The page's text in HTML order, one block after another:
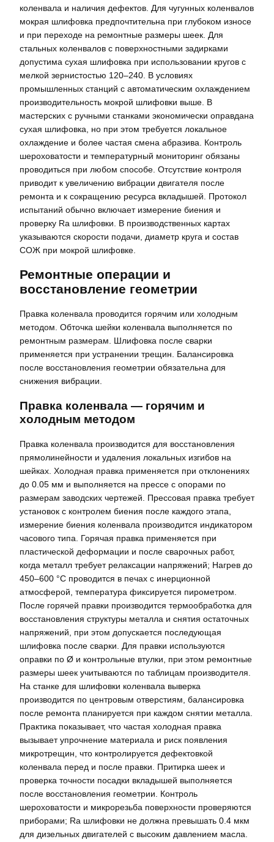
коленвала и наличия дефектов. Для чугунных коленвалов
мокрая шлифовка предпочтительна при глубоком износе
и при переходе на ремонтные размеры шеек. Для
стальных коленвалов с поверхностными задирками
допустима сухая шлифовка при использовании кругов с
мелкой зернистостью 120–240. В условиях
промышленных станций с автоматическим охлаждением
производительность мокрой шлифовки выше. В
мастерских с ручными станками экономически оправдана
сухая шлифовка, но при этом требуется локальное
охлаждение и более частая смена абразива. Контроль
шероховатости и температурный мониторинг обязаны
проводиться при любом способе. Отсутствие контроля
приводит к увеличению вибрации двигателя после
ремонта и к сокращению ресурса вкладышей. Протокол
испытаний обычно включает измерение биения и
проверку Ra шлифовки. В производственных картах
указываются скорости подачи, диаметр круга и состав
СОЖ при мокрой шлифовке.
Ремонтные операции и
восстановление геометрии
Правка коленвала проводится горячим или холодным
методом. Обточка шейки коленвала выполняется по
ремонтным размерам. Шлифовка после сварки
применяется при устранении трещин. Балансировка
после восстановления геометрии обязательна для
снижения вибрации.
Правка коленвала — горячим и
холодным методом
Правка коленвала производится для восстановления
прямолинейности и удаления локальных изгибов на
шейках. Холодная правка применяется при отклонениях
до 0.05 мм и выполняется на прессе с опорами по
размерам заводских чертежей. Прессовая правка требует
установок с контролем биения после каждого этапа,
измерение биения коленвала производится индикатором
часового типа. Горячая правка применяется при
пластической деформации и после сварочных работ,
когда металл требует релаксации напряжений; Нагрев до
450–600 °C проводится в печах с инерционной
атмосферой, температура фиксируется пирометром.
После горячей правки производится термообработка для
восстановления структуры металла и снятия остаточных
напряжений, при этом допускается последующая
шлифовка после сварки. Для правки используются
оправки по Ø и контрольные втулки, при этом ремонтные
размеры шеек учитываются по таблицам производителя.
На станке для шлифовки коленвала выверка
производится по центровым отверстиям, балансировка
после ремонта планируется при каждом снятии металла.
Практика показывает, что частая холодная правка
вызывает упрочнение материала и риск появления
микротрещин, что контролируется дефектовкой
коленвала перед и после правки. Притирка шеек и
проверка точности посадки вкладышей выполняется
после восстановления геометрии. Контроль
шероховатости и микрорезьба поверхности проверяются
приборами; Ra шлифовки не должна превышать 0.4 мкм
для дизельных двигателей с высоким давлением масла.